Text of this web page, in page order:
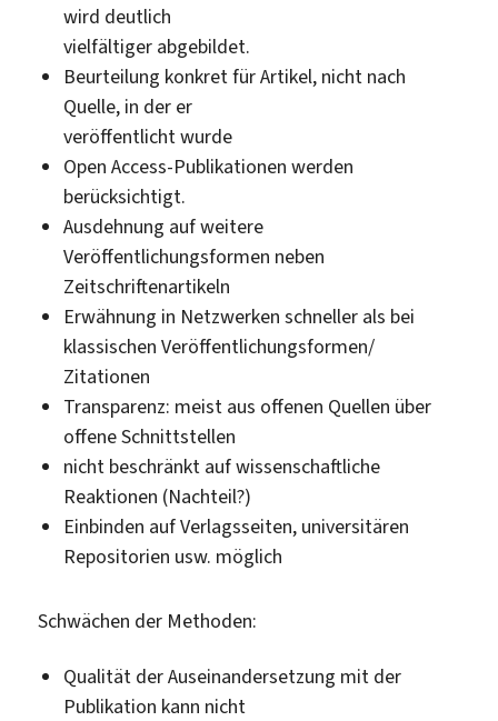
wird deutlich
vielfältiger abgebildet.
Beurteilung konkret für Artikel, nicht nach
Quelle, in der er
veröffentlicht wurde
Open Access-Publikationen werden
berücksichtigt.
Ausdehnung auf weitere
Veröffentlichungsformen neben
Zeitschriftenartikeln
Erwähnung in Netzwerken schneller als bei
klassischen Veröffentlichungsformen/
Zitationen
Transparenz: meist aus offenen Quellen über
offene Schnittstellen
nicht beschränkt auf wissenschaftliche
Reaktionen (Nachteil?)
Einbinden auf Verlagsseiten, universitären
Repositorien usw. möglich
Schwächen der Methoden:
Qualität der Auseinandersetzung mit der
Publikation kann nicht